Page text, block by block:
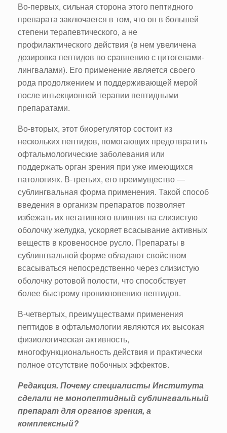
Во-первых, сильная сторона этого пептидного
препарата заключается в том, что он в большей
степени терапевтического, а не
профилактического действия (в нем увеличена
дозировка пептидов по сравнению с цитогенами-
лингвалами). Его применение является своего
рода продолжением и поддерживающей мерой
после инъекционной терапии пептидными
препаратами.
Во-вторых, этот биорегулятор состоит из
нескольких пептидов, помогающих предотвратить
офтальмологические заболевания или
поддержать орган зрения при уже имеющихся
патологиях. В-третьих, его преимущество ―
сублингвальная форма применения. Такой способ
введения в организм препаратов позволяет
избежать их негативного влияния на слизистую
оболочку желудка, ускоряет всасывание активных
веществ в кровеносное русло. Препараты в
сублингвальной форме обладают свойством
всасываться непосредственно через слизистую
оболочку ротовой полости, что способствует
более быстрому проникновению пептидов.
В-четвертых, преимуществами применения
пептидов в офтальмологии являются их высокая
физиологическая активность,
многофункциональность действия и практически
полное отсутствие побочных эффектов.
Редакция. Почему специалисты Института
сделали не монопептидный сублингвальный
препарат для органов зрения, а
комплексный?